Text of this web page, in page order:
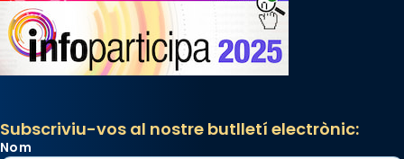
Subscriviu-vos al nostre butlletí electrònic:
Nom